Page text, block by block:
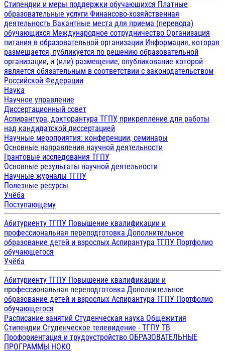
Стипендии и меры поддержки обучающихся Платные
образовательные услуги Финансово-хозяйственная
деятельность Вакантные места для приема (перевода)
обучающихся Международное сотрудничество Организация
питания в образовательной организации Информация, которая
размещается, публикуется по решению образовательной
организации, и (или) размещение, опубликование которой
является обязательным в соответствии с законодательством
Российской Федерации
Наука
Научное управление
Диссертационный совет
Аспирантура, докторантура ТГПУ, прикрепление для работы
над кандидатской диссертацией
Научные мероприятия: конференции, семинары
Основные направления научной деятельности
Грантовые исследования ТГПУ
Основные результаты научной деятельности
Научные журналы ТГПУ
Полезные ресурсы
Учёба
Поступающему
Абитуриенту ТГПУ Повышение квалификации и
профессиональная переподготовка Дополнительное
образование детей и взрослых Аспирантура ТГПУ Портфолио
обучающегося
Учёба
Абитуриенту ТГПУ Повышение квалификации и
профессиональная переподготовка Дополнительное
образование детей и взрослых Аспирантура ТГПУ Портфолио
обучающегося
Расписание занятий Студенческая наука Общежития
Стипендии Студенческое телевидение - ТГПУ ТВ
Профориентация и трудоустройство ОБРАЗОВАТЕЛЬНЫЕ
ПРОГРАММЫ НОКО